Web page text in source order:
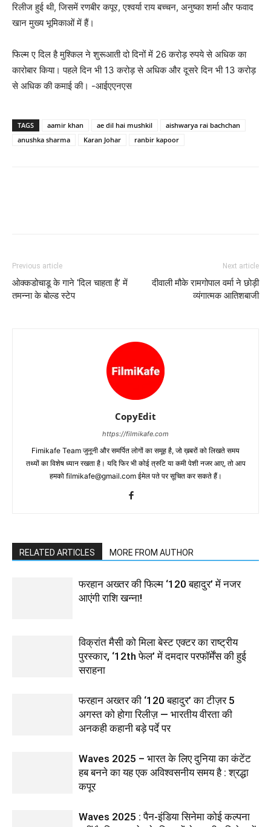
रिलीज हुई थी, जिसमें रणबीर कपूर, एश्वर्या राय बच्चन, अनुष्का शर्मा और फवाद
खान मुख्य भूमिकाओं में हैं।
फिल्‍म ए दिल है मुश्‍किल ने शुरूआती दो दिनों में 26 करोड़ रुपये से अधिक का
कारोबार किया। पहले दिन भी 13 करोड़ से अधिक और दूसरे दिन भी 13 करोड़
से अधिक की कमाई की। -आईएएनएस
TAGS aamir khan ae dil hai mushkil
aishwarya rai bachchan
anushka sharma
Karan Johar ranbir kapoor
Previous article
ओक्‍कडोचाडू के गाने ‘दिल चाहता है’ में
तमन्‍ना के बोल्‍ड स्‍टेप
Next article
दीवाली मौके रामगोपाल वर्मा ने छोड़ी
व्‍यंगात्‍मक आतिशबाजी
CopyEdit
https://filmikafe.com
Fimikafe Team जुनूनी और समर्पित लोगों का समूह है, जो ख़बरों को लिखते समय
तथ्‍यों का विशेष ध्‍यान रखता है। यदि फिर भी कोई त्रुटि या कमी पेशी नजर आए, तो आप
हमको filmikafe@gmail.com ईमेल पते पर सूचित कर सकते हैं।
RELATED ARTICLES MORE FROM AUTHOR
फरहान अख्तर की फिल्म ‘120 बहादुर’ में नजर
आएंगी राशि खन्ना!
विक्रांत मैसी को मिला बेस्ट एक्टर का राष्ट्रीय
पुरस्कार, ‘12th फेल’ में दमदार परफॉर्मेंस की हुई
सराहना
फरहान अख्तर की ‘120 बहादुर’ का टीज़र 5
अगस्त को होगा रिलीज़ — भारतीय वीरता की
अनकही कहानी बड़े पर्दे पर
Waves 2025 – भारत के लिए दुनिया का कंटेंट
हब बनने का यह एक अविश्वसनीय समय है : श्रद्धा
कपूर
Waves 2025 : पैन-इंडिया सिनेमा कोई कल्पना